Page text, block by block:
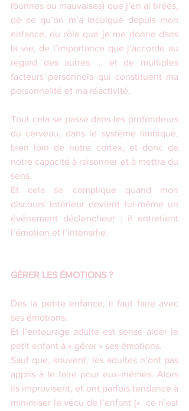
(bonnes ou mauvaises) que j’en ai tirées,
de ce qu’on m’a inculqué depuis mon
enfance, du rôle que je me donne dans
la vie, de l’importance que j’accorde au
regard des autres … et de multiples
facteurs personnels qui constituent ma
personnalité et ma réactivité.
Tout cela se passe dans les profondeurs
du cerveau, dans le système limbique,
bien loin de notre cortex, et donc de
notre capacité à raisonner et à mettre du
sens.
Et cela se complique quand mon
discours intérieur devient lui-même un
événement déclencheur : il entretient
l’émotion et l’intensifie.
GÉRER LES ÉMOTIONS ?
Dès la petite enfance, il faut faire avec
ses émotions.
Et l’entourage adulte est sensé aider le
petit enfant à « gérer » ses émotions.
Sauf que, souvent, les adultes n’ont pas
appris à le faire pour eux-mêmes. Alors
ils improvisent, et ont parfois tendance à
minimiser le vécu de l’enfant («  ce n’est